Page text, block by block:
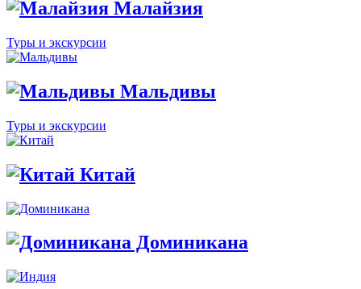
Малайзия
Туры и экскурсии
Мальдивы
Туры и экскурсии
Китай
Доминикана